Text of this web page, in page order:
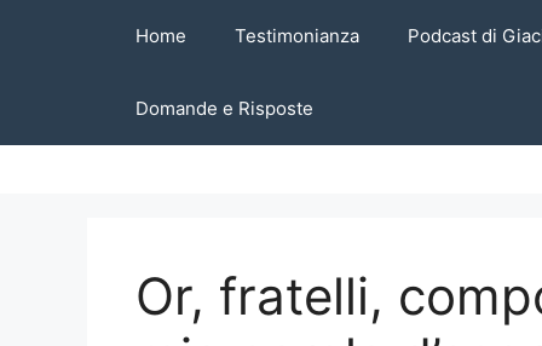
Home Testimonianza Podcast di
Domande e Risposte
Or, fratelli,